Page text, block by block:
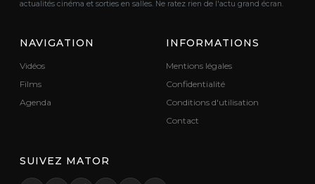
actualités cinéma et sorties en salles. Ne ratez rien de l'actu grand écran.
NAVIGATION
Vidéos
Films
Agenda
INFORMATIONS
Mentions légales
Confidentialité
Conditions d'utilisation
Contact
SUIVEZ MATOR